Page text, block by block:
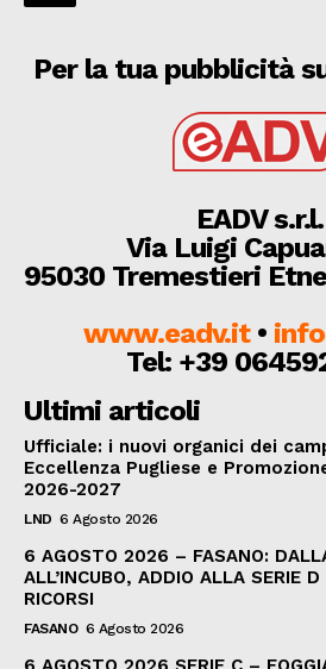
Per la tua pubblicità
EADV s.r.l.
Via Luigi
95030 Tremestieri
www.eadv.it•
Tel: +39
Ultimi articoli
Ufficiale: i nuovi organici dei
Eccellenza Pugliese e
2026-2027
LND 6 Agosto 2026
6 AGOSTO 2026 – FASANO:
ALL’INCUBO, ADDIO ALLA SERIE
RICORSI
FASANO 6 Agosto 2026